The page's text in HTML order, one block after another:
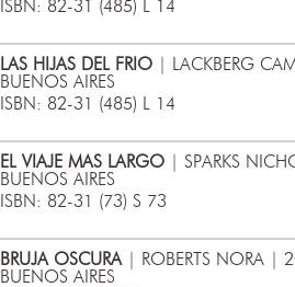
ISBN: 82-31 (485) L 14
LAS HIJAS DEL FRIO | LACKBERG
BUENOS AIRES
ISBN: 82-31 (485) L 14
EL VIAJE MAS LARGO | SPARKS
BUENOS AIRES
ISBN: 82-31 (73) S 73
BRUJA OSCURA | ROBERTS NORA |
BUENOS AIRES